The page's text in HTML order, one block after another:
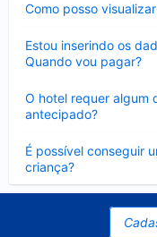
Como posso
Estou inserindo os
Quando vou pagar?
O hotel requer algum
antecipado?
É possível conseguir
criança?
Contraído